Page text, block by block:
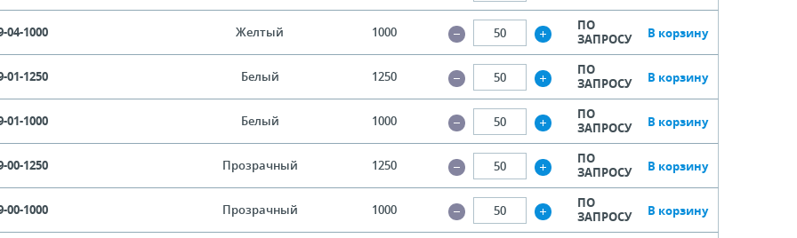
04-1000 Желтый 1000
ПО
ЗАПРОСУ
В корзину
01-1250 Белый 1250
ПО
ЗАПРОСУ
В корзину
01-1000 Белый 1000
ПО
ЗАПРОСУ
В корзину
00-1250 Прозрачный 1250
ПО
ЗАПРОСУ
В корзину
00-1000 Прозрачный 1000
ПО
ЗАПРОСУ
В корзину